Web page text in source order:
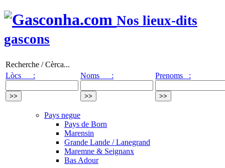
Nos lieux-dits
gascons
Recherche / Cèrca...
Lòcs :
Noms : Prenoms :
Pays negue
Pays de Born
Marensin
Grande Lande / Lanegrand
Maremne & Seignanx
Bas Adour